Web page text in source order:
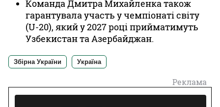
Команда Дмитра Михайленка також
гарантувала участь у чемпіонаті світу
(U-20), який у 2027 році прийматимуть
Узбекистан та Азербайджан.
Збірна України Україна
Реклама